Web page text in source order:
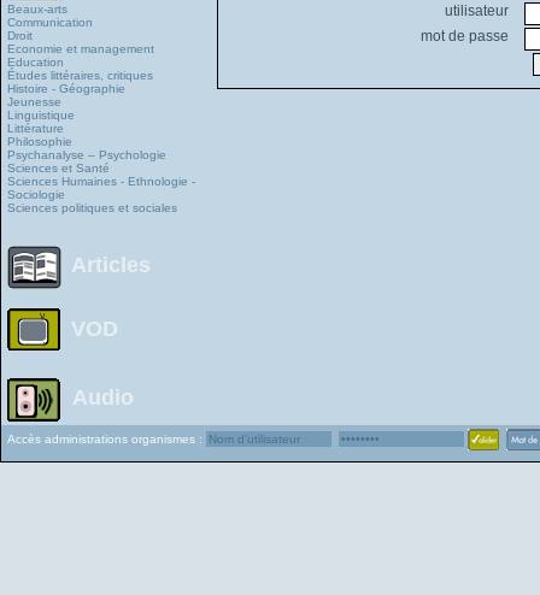
Beaux-arts
Communication
Droit
Economie et management
Education
Études littéraires, critiques
Histoire - Géographie
Jeunesse
Linguistique
Littérature
Philosophie
Psychanalyse – Psychologie
Sciences et Santé
Sciences Humaines - Ethnologie -
Sociologie
Sciences politiques et sociales
Articles
VOD
Audio
utilisateur
mot de passe
Accès administrations organismes :